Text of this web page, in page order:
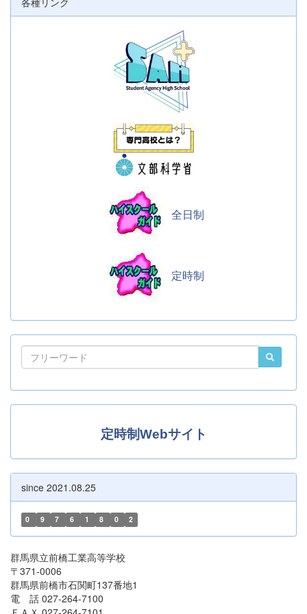
全日制
定時制
定時制Webサイト
since 2021.08.25
0 9 7 6 1 8 0 2
群馬県立前橋工業高等学校
〒371-0006
群馬県前橋市石関町137番地1
電 話 027-264-7100